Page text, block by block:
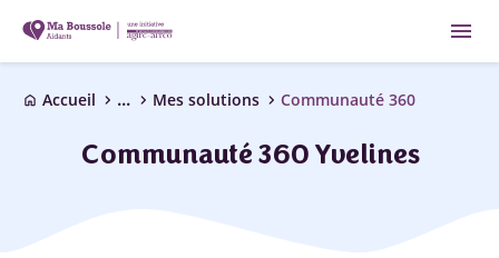
menu
home Accueil chevron_right ... chevron_right Mes solutions chevron_right Communauté 360
Communauté 360 Yvelines